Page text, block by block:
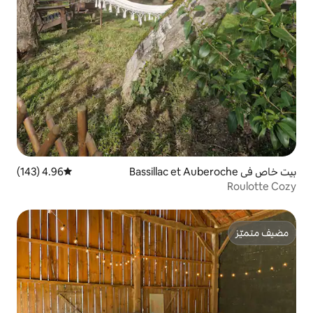
متوسط التقييم 4.96 من 5، 143 مراجعات
4.96 (143)